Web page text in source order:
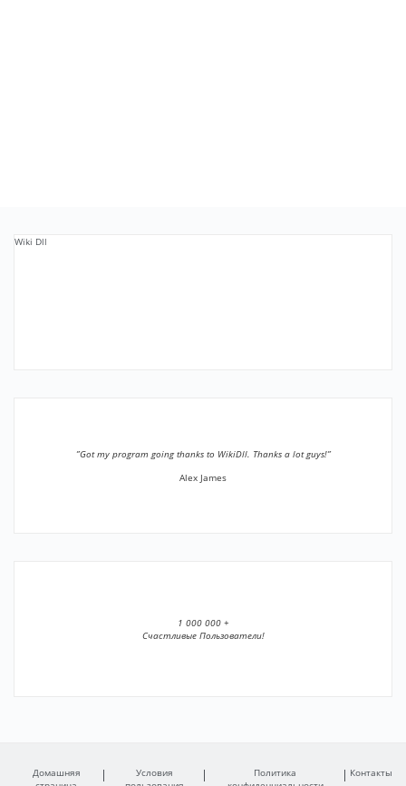
Wiki Dll
”Got my program going thanks to WikiDll. Thanks a lot guys!”
Alex James
1 000 000 +
Счастливые Пользователи!
Домашняя
Условия
Политика
Контакты